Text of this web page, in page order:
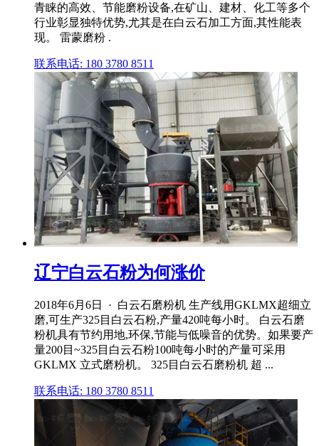
青睐的高效、节能磨粉设备,在矿山、建材、化工等多个
行业彰显独特优势,尤其是在白云石加工方面,其性能表
现。 雷蒙磨粉 .
联系电话: 180 3780 8511
辽宁白云石粉为何涨价
2018年6月6日 · 白云石磨粉机 生产线用GKLMX超细立
磨,可生产325目白云石粉,产量420吨每小时。 白云石磨
粉机具有节约用地,环保,节能与低噪音的优势。如果要产
量200目~325目白云石粉100吨每小时的产量可采用
GKLMX 立式磨粉机。 325目白云石磨粉机 超 ...
联系电话: 180 3780 8511